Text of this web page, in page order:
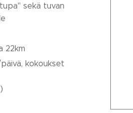
sekä tuvan
22km
kokoukset